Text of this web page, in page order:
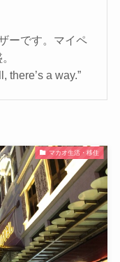
ーです。マイペ
there’s a way.”
マカオ生活・移住